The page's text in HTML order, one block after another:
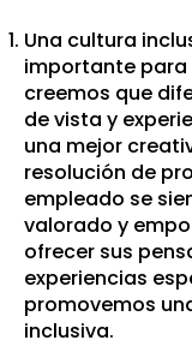
Una cultura
importante
creemos que
de vista y
una mejor
resolución de
empleado se
valorado y
ofrecer sus
experiencias
promovemos
inclusiva.